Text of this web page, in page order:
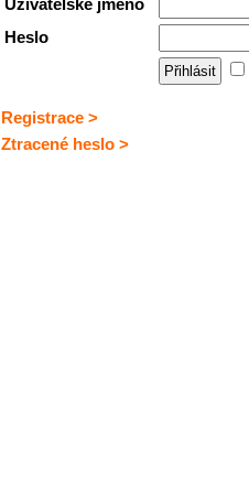
Uživatelské jméno
Heslo
Registrace >
Ztracené heslo >